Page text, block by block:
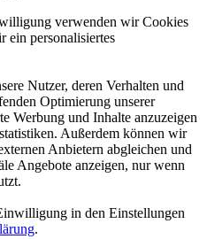
verwenden wir Cookies
ein personalisiertes
Nutzer, deren Verhalten und
Optimierung unserer
Werbung und Inhalte anzuzeigen
Außerdem können wir
Anbietern abgleichen und
Angebote anzeigen, nur wenn
in den Einstellungen
.